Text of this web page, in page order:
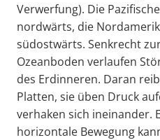
Verwerfung). Die
nordwärts, die
südostwärts. Senkrecht
Ozeanboden verlaufen
des Erdinneren. Daran
Platten, sie üben Druck
verhaken sich ineinander.
horizontale Bewegung